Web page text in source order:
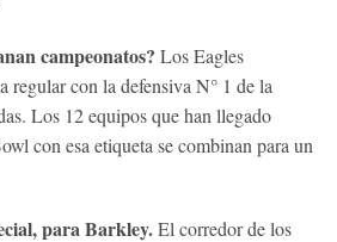
campeonatos? Los Eagles
regular con la defensiva N° 1 de la
Los 12 equipos que han llegado
con esa etiqueta se combinan para un
para Barkley.El corredor de los